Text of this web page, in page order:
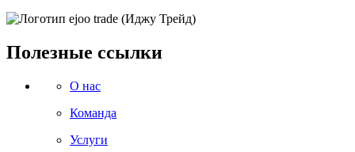
Полезные ссылки
О нас
Команда
Услуги